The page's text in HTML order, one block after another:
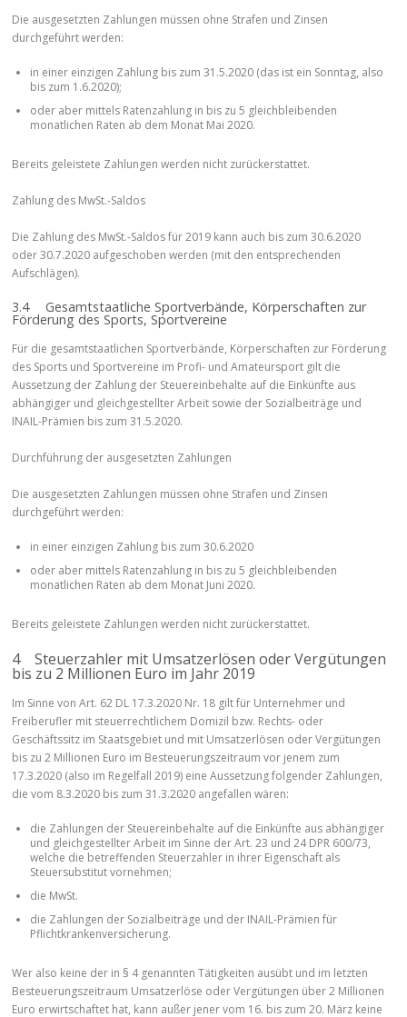
Die ausgesetzten Zahlungen müssen ohne Strafen und Zinsen
durchgeführt werden:
in einer einzigen Zahlung bis zum 31.5.2020 (das ist ein Sonntag, also
bis zum 1.6.2020);
oder aber mittels Ratenzahlung in bis zu 5 gleichbleibenden
monatlichen Raten ab dem Monat Mai 2020.
Bereits geleistete Zahlungen werden nicht zurückerstattet.
Zahlung des MwSt.-Saldos
Die Zahlung des MwSt.-Saldos für 2019 kann auch bis zum 30.6.2020
oder 30.7.2020 aufgeschoben werden (mit den entsprechenden
Aufschlägen).
3.4 Gesamtstaatliche Sportverbände, Körperschaften zur
Förderung des Sports, Sportvereine
Für die gesamtstaatlichen Sportverbände, Körperschaften zur Förderung
des Sports und Sportvereine im Profi- und Amateursport gilt die
Aussetzung der Zahlung der Steuereinbehalte auf die Einkünfte aus
abhängiger und gleichgestellter Arbeit sowie der Sozialbeiträge und
INAIL-Prämien bis zum 31.5.2020.
Durchführung der ausgesetzten Zahlungen
Die ausgesetzten Zahlungen müssen ohne Strafen und Zinsen
durchgeführt werden:
in einer einzigen Zahlung bis zum 30.6.2020
oder aber mittels Ratenzahlung in bis zu 5 gleichbleibenden
monatlichen Raten ab dem Monat Juni 2020.
Bereits geleistete Zahlungen werden nicht zurückerstattet.
4 Steuerzahler mit Umsatzerlösen oder Vergütungen
bis zu 2 Millionen Euro im Jahr 2019
Im Sinne von Art. 62 DL 17.3.2020 Nr. 18 gilt für Unternehmer und
Freiberufler mit steuerrechtlichem Domizil bzw. Rechts- oder
Geschäftssitz im Staatsgebiet und mit Umsatzerlösen oder Vergütungen
bis zu 2 Millionen Euro im Besteuerungszeitraum vor jenem zum
17.3.2020 (also im Regelfall 2019) eine Aussetzung folgender Zahlungen,
die vom 8.3.2020 bis zum 31.3.2020 angefallen wären:
die Zahlungen der Steuereinbehalte auf die Einkünfte aus abhängiger
und gleichgestellter Arbeit im Sinne der Art. 23 und 24 DPR 600/73,
welche die betreffenden Steuerzahler in ihrer Eigenschaft als
Steuersubstitut vornehmen;
die MwSt.
die Zahlungen der Sozialbeiträge und der INAIL-Prämien für
Pflichtkrankenversicherung.
Wer also keine der in § 4 genannten Tätigkeiten ausübt und im letzten
Besteuerungszeitraum Umsatzerlöse oder Vergütungen über 2 Millionen
Euro erwirtschaftet hat, kann außer jener vom 16. bis zum 20. März keine